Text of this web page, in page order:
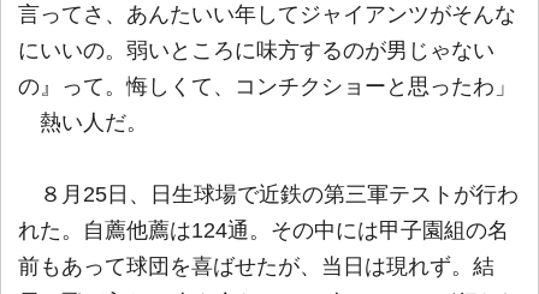
言ってさ、あんたいい年してジャイアンツがそんな
にいいの。弱いところに味方するのが男じゃない
の』って。悔しくて、コンチクショーと思ったわ」
熱い人だ。
８月25日、日生球場で近鉄の第三軍テストが行わ
れた。自薦他薦は124通。その中には甲子園組の名
前もあって球団を喜ばせたが、当日は現れず。結